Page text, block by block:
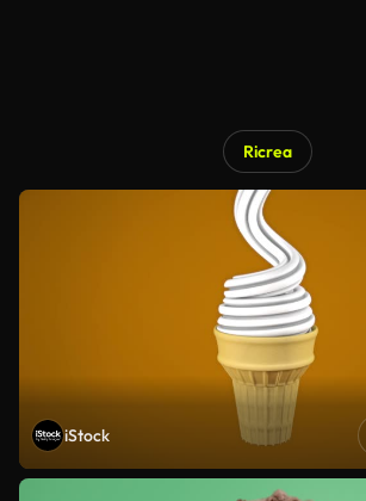
Ricrea
iStock